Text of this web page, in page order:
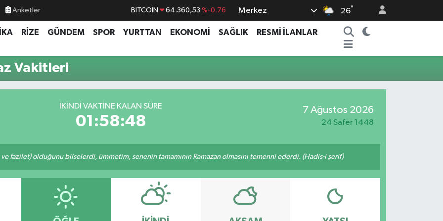
Anketler BITCOIN 64.360,53 %-0.76
DOLAR 47,7069 %0.17
GRAM ALTIN 6574.81 %1.44
Merkez 26°
RİZE GÜNDEM SPOR YURTTAN EKONOMİ SAĞLIK
RESMİ İLANLAR
Vakitleri
İKINDI VAKTINE KALAN SÜRE
01:58:48
7 Ağustos 2026
24 Safer 1448
ve fazilet) olduğunu bilselerdi, ümmetim, senenin tamamının Ramazan olmasını temenni ederdi. (Hadis-i şerif)